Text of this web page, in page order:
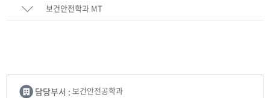
보건안전학과 MT
담당부서 : 보건안전공학과